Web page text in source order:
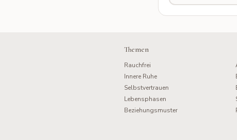
Themen
Rauchfrei
Innere Ruhe
Selbstvertrauen
Lebensphasen
Beziehungsmuster